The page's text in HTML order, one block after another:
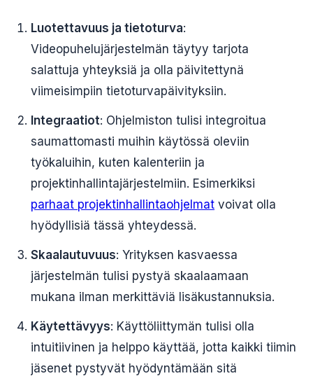
Luotettavuus ja tietoturva:
Videopuhelujärjestelmän täytyy tarjota
salattuja yhteyksiä ja olla päivitettynä
viimeisimpiin tietoturvapäivityksiin.
Integraatiot: Ohjelmiston tulisi integroitua
saumattomasti muihin käytössä oleviin
työkaluihin, kuten kalenteriin ja
projektinhallintajärjestelmiin. Esimerkiksi
parhaat projektinhallintaohjelmat voivat olla
hyödyllisiä tässä yhteydessä.
Skaalautuvuus: Yrityksen kasvaessa
järjestelmän tulisi pystyä skaalaamaan
mukana ilman merkittäviä lisäkustannuksia.
Käytettävyys: Käyttöliittymän tulisi olla
intuitiivinen ja helppo käyttää, jotta kaikki tiimin
jäsenet pystyvät hyödyntämään sitä